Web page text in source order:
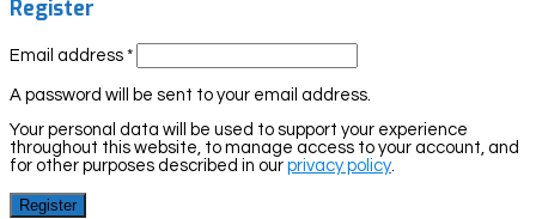
Register
Email address *
A password will be sent to your email address.
Your personal data will be used to support your experience
throughout this website, to manage access to your account, and
for other purposes described in our privacy policy.
Register